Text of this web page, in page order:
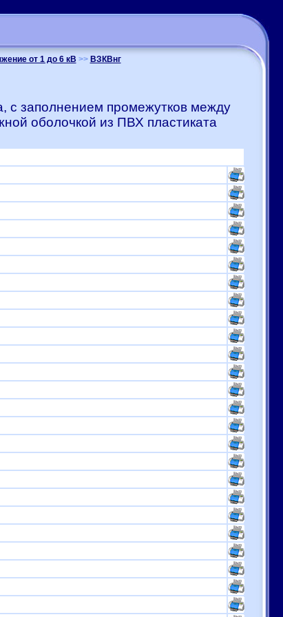
от 1 до 6 кВ >> ВЗКВнг
с заполнением промежутков между
оболочкой из ПВХ пластиката